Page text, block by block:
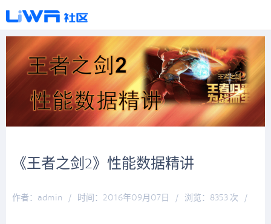
《王者之剑2》性能数据精讲
作者：admin / 时间：2016年09月07日 / 浏览：8353 次
/